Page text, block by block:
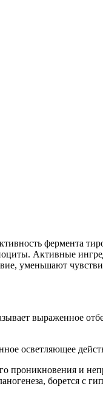
фермента
Активные
уменьшают
выраженное
осветляющее
проникновения и
борется с